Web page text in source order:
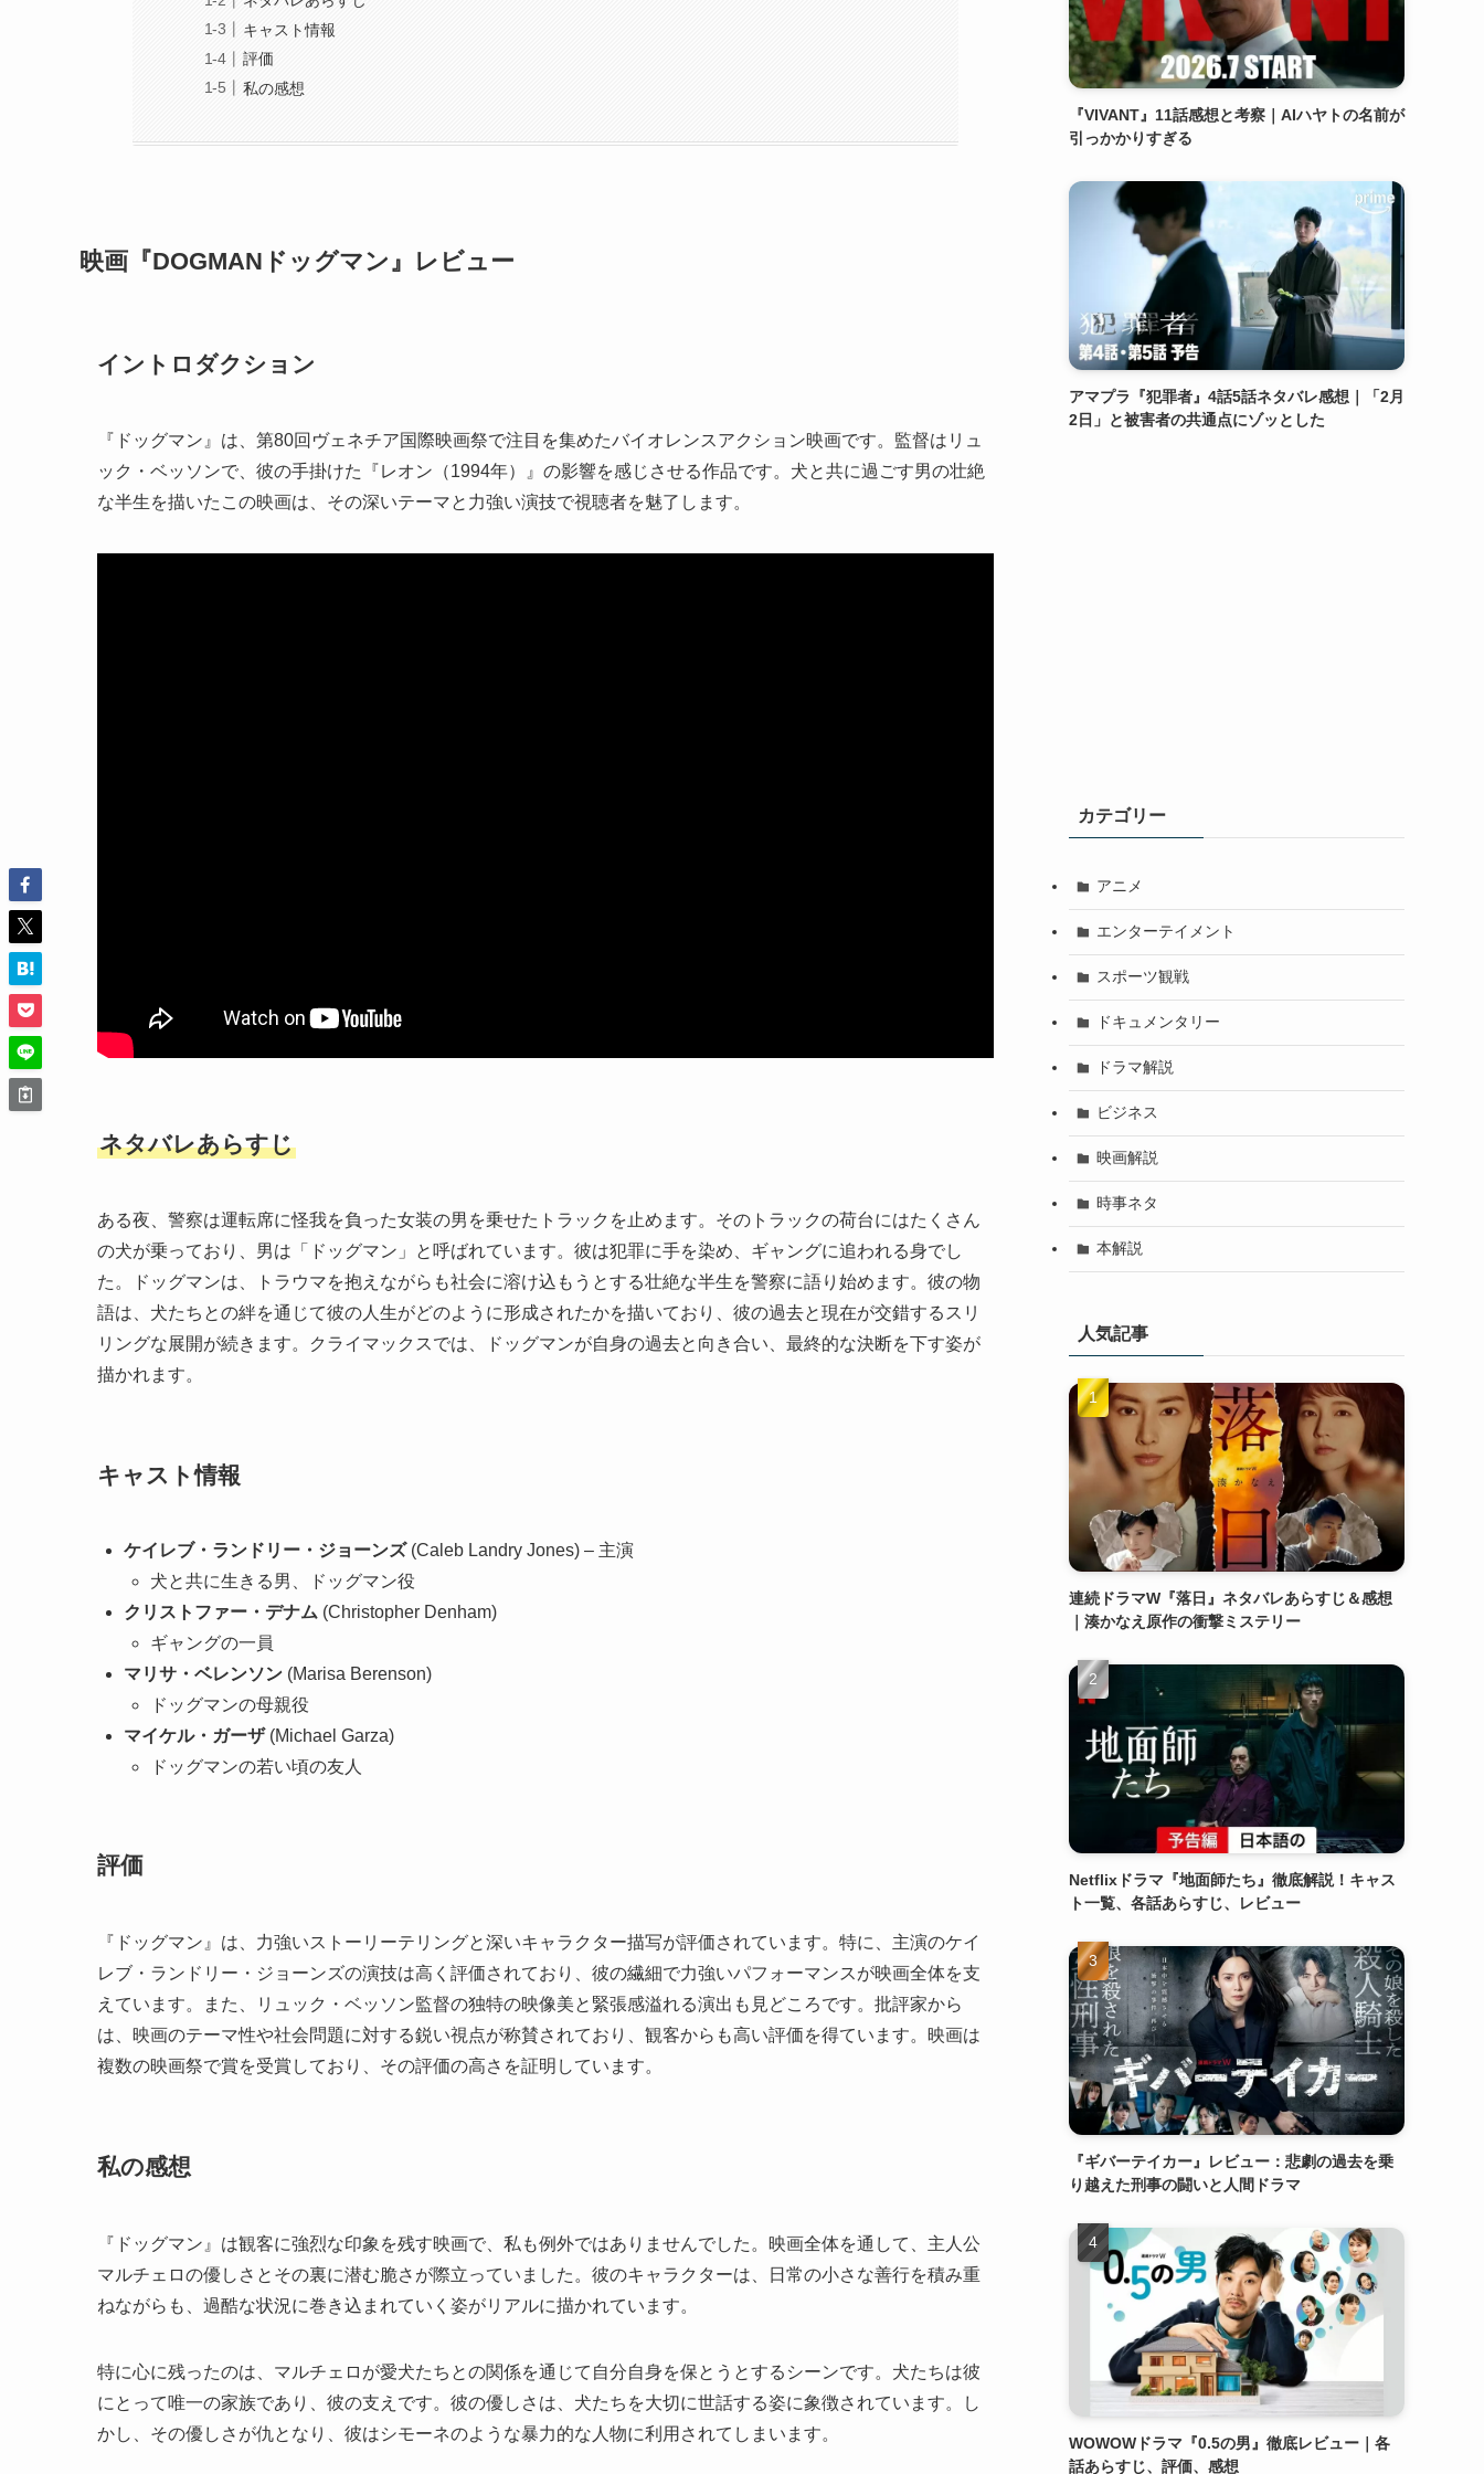
キャスト情報
評価
私の感想
映画『DOGMANドッグマン』レビュー
イントロダクション
『ドッグマン』は、第80回ヴェネチア国際映画祭で注目を集めたバイオレンスアクション映画です。監督はリュ
ック・ベッソンで、彼の手掛けた『レオン（1994年）』の影響を感じさせる作品です。犬と共に過ごす男の壮絶
な半生を描いたこの映画は、その深いテーマと力強い演技で視聴者を魅了します。
ネタバレあらすじ
ある夜、警察は運転席に怪我を負った女装の男を乗せたトラックを止めます。そのトラックの荷台にはたくさん
の犬が乗っており、男は「ドッグマン」と呼ばれています。彼は犯罪に手を染め、ギャングに追われる身でし
た。ドッグマンは、トラウマを抱えながらも社会に溶け込もうとする壮絶な半生を警察に語り始めます。彼の物
語は、犬たちとの絆を通じて彼の人生がどのように形成されたかを描いており、彼の過去と現在が交錯するスリ
リングな展開が続きます。クライマックスでは、ドッグマンが自身の過去と向き合い、最終的な決断を下す姿が
描かれます。
キャスト情報
ケイレブ・ランドリー・ジョーンズ(Caleb Landry Jones) – 主演
犬と共に生きる男、ドッグマン役
クリストファー・デナム (Christopher Denham)
ギャングの一員
マリサ・ベレンソン (Marisa Berenson)
ドッグマンの母親役
マイケル・ガーザ(Michael Garza)
ドッグマンの若い頃の友人
評価
『ドッグマン』は、力強いストーリーテリングと深いキャラクター描写が評価されています。特に、主演のケイ
レブ・ランドリー・ジョーンズの演技は高く評価されており、彼の繊細で力強いパフォーマンスが映画全体を支
えています。また、リュック・ベッソン監督の独特の映像美と緊張感溢れる演出も見どころです。批評家から
は、映画のテーマ性や社会問題に対する鋭い視点が称賛されており、観客からも高い評価を得ています。映画は
複数の映画祭で賞を受賞しており、その評価の高さを証明しています。
私の感想
『ドッグマン』は観客に強烈な印象を残す映画で、私も例外ではありませんでした。映画全体を通して、主人公
マルチェロの優しさとその裏に潜む脆さが際立っていました。彼のキャラクターは、日常の小さな善行を積み重
ねながらも、過酷な状況に巻き込まれていく姿がリアルに描かれています。
特に心に残ったのは、マルチェロが愛犬たちとの関係を通じて自分自身を保とうとするシーンです。犬たちは彼
にとって唯一の家族であり、彼の支えです。彼の優しさは、犬たちを大切に世話する姿に象徴されています。し
かし、その優しさが仇となり、彼はシモーネのような暴力的な人物に利用されてしまいます。
『VIVANT』11話感想と考察｜AIハヤトの名前が
引っかかりすぎる
アマプラ『犯罪者』4話5話ネタバレ感想｜「2月
2日」と被害者の共通点にゾッとした
カテゴリー
アニメ
エンターテイメント
スポーツ観戦
ドキュメンタリー
ドラマ解説
ビジネス
映画解説
時事ネタ
本解説
人気記事
連続ドラマW『落日』ネタバレあらすじ＆感想
｜湊かなえ原作の衝撃ミステリー
Netflixドラマ『地面師たち』徹底解説！キャス
ト一覧、各話あらすじ、レビュー
『ギバーテイカー』レビュー：悲劇の過去を乗
り越えた刑事の闘いと人間ドラマ
WOWOWドラマ『0.5の男』徹底レビュー｜各
話あらすじ、評価、感想